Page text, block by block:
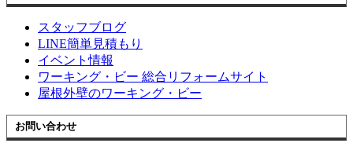
スタッフブログ
LINE簡単見積もり
イベント情報
ワーキング・ビー 総合リフォームサイト
屋根外壁のワーキング・ビー
お問い合わせ